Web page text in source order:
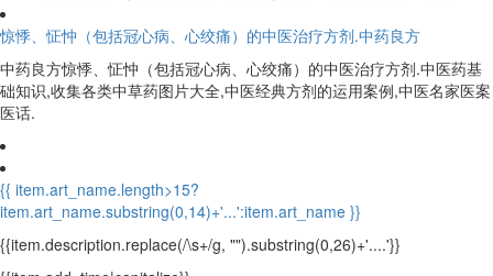
惊悸、怔忡（包括冠心病、心绞痛）的中医治疗方剂.中药良方
中药良方惊悸、怔忡（包括冠心病、心绞痛）的中医治疗方剂.中医药基
础知识,收集各类中草药图片大全,中医经典方剂的运用案例,中医名家医案
医话.
{{ item.art_name.length>15?
item.art_name.substring(0,14)+'...':item.art_name }}
{{item.description.replace(/\s+/g, "").substring(0,26)+'....'}}